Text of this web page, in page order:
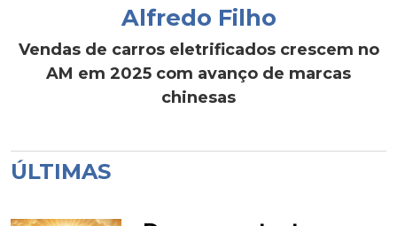
Alfredo Filho
Vendas de carros eletrificados crescem no
AM em 2025 com avanço de marcas
chinesas
ÚLTIMAS